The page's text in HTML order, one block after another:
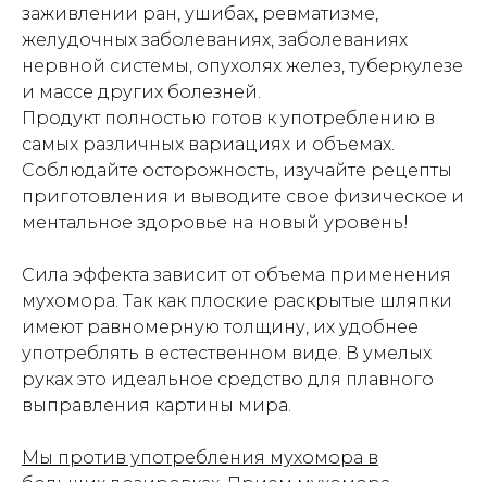
заживлении ран, ушибах, ревматизме,
желудочных заболеваниях, заболеваниях
нервной системы, опухолях желез, туберкулезе
и массе других болезней.
Продукт полностью готов к употреблению в
самых различных вариациях и объемах.
Соблюдайте осторожность, изучайте рецепты
приготовления и выводите свое физическое и
ментальное здоровье на новый уровень!
Сила эффекта зависит от объема применения
мухомора. Так как плоские раскрытые шляпки
имеют равномерную толщину, их удобнее
употреблять в естественном виде. В умелых
руках это идеальное средство для плавного
выправления картины мира.
Мы против употребления мухомора в